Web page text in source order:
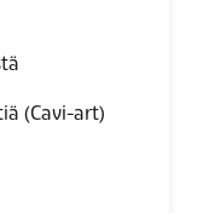
(Cavi-art)